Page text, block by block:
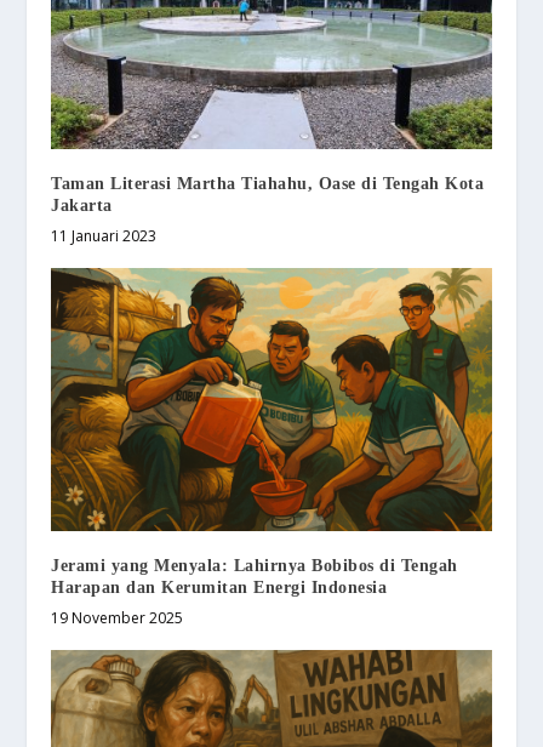
Taman Literasi Martha Tiahahu, Oase di Tengah Kota
Jakarta
11 Januari 2023
Jerami yang Menyala: Lahirnya Bobibos di Tengah
Harapan dan Kerumitan Energi Indonesia
19 November 2025